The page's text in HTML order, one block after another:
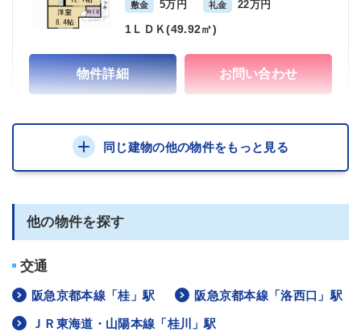
敷金 5万円 礼金 22万円
1ＬＤＫ(49.92㎡)
物件詳細 お問い合わせ
同じ建物の他の物件をもっと見る
他の物件を探す
交通
阪急京都本線「桂」駅 阪急京都本線「洛西口」駅
ＪＲ東海道・山陽本線「桂川」駅